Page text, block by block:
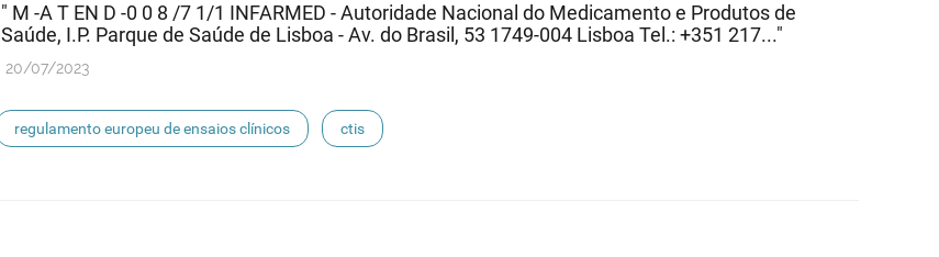
" M -A T EN D -0 0 8 /7 1/1 INFARMED - Autoridade Nacional do Medicamento e Produtos de
Saúde, I.P. Parque de Saúde de Lisboa - Av. do Brasil, 53 1749-004 Lisboa Tel.: +351 217..."
20/07/2023
regulamento europeu de ensaios clínicos ctis